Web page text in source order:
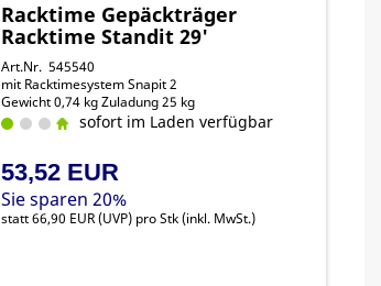
Racktime Gepäckträger
Racktime Standit 29'
Art.Nr. 545540
mit Racktimesystem Snapit 2
Gewicht 0,74 kg Zuladung 25 kg
sofort im Laden verfügbar
53,52 EUR
Sie sparen 20%
statt66,90 EUR(UVP) pro Stk (inkl. MwSt.)